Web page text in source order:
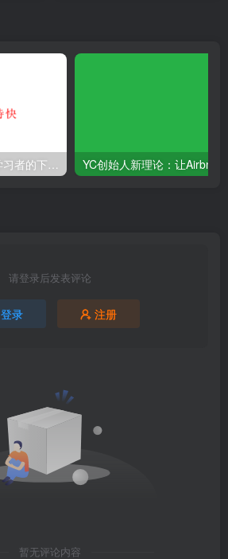
听力特快:英语听力学习者的下载天地
请登录后发表评论
登录 注册
暂无评论内容